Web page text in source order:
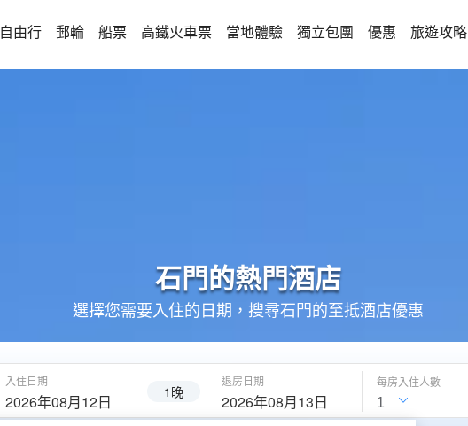
自由行 郵輪 船票 高鐵火車票 當地體驗 獨立包團 優惠 旅遊攻略
石門的熱門酒店
選擇您需要入住的日期，搜尋石門的至抵酒店優惠
入住日期
2026年08月12日 1晚
退房日期
2026年08月13日
每房入住人數